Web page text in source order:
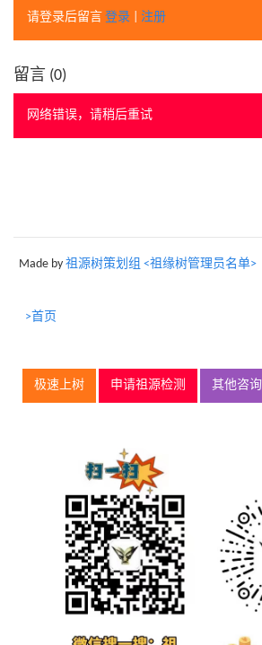
请登录后留言 登录 注册
留言 (0)
网络错误，请稍后重试
Made by 祖源树策划组 <祖缘树管理员名单>
>首页
极速上树 申请祖源检测 其他咨询